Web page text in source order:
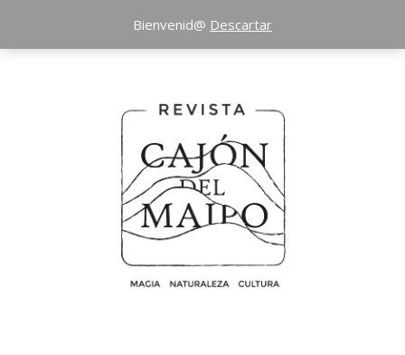
Bienvenid@ Descartar